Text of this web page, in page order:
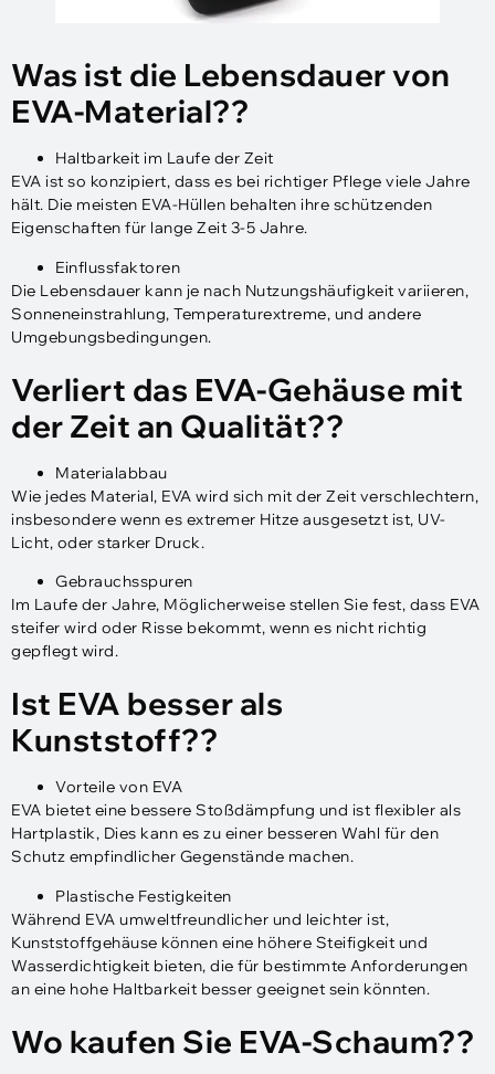
Was ist die Lebensdauer von
EVA-Material??
Haltbarkeit im Laufe der Zeit
EVA ist so konzipiert, dass es bei richtiger Pflege viele Jahre
hält. Die meisten EVA-Hüllen behalten ihre schützenden
Eigenschaften für lange Zeit 3-5 Jahre.
Einflussfaktoren
Die Lebensdauer kann je nach Nutzungshäufigkeit variieren,
Sonneneinstrahlung, Temperaturextreme, und andere
Umgebungsbedingungen.
Verliert das EVA-Gehäuse mit
der Zeit an Qualität??
Materialabbau
Wie jedes Material, EVA wird sich mit der Zeit verschlechtern,
insbesondere wenn es extremer Hitze ausgesetzt ist, UV-
Licht, oder starker Druck.
Gebrauchsspuren
Im Laufe der Jahre, Möglicherweise stellen Sie fest, dass EVA
steifer wird oder Risse bekommt, wenn es nicht richtig
gepflegt wird.
Ist EVA besser als
Kunststoff??
Vorteile von EVA
EVA bietet eine bessere Stoßdämpfung und ist flexibler als
Hartplastik, Dies kann es zu einer besseren Wahl für den
Schutz empfindlicher Gegenstände machen.
Plastische Festigkeiten
Während EVA umweltfreundlicher und leichter ist,
Kunststoffgehäuse können eine höhere Steifigkeit und
Wasserdichtigkeit bieten, die für bestimmte Anforderungen
an eine hohe Haltbarkeit besser geeignet sein könnten.
Wo kaufen Sie EVA-Schaum??